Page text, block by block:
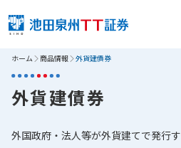
ホーム 商品情報 外貨建債券
外貨建債券
外国政府・法人等が外貨建てで発行す